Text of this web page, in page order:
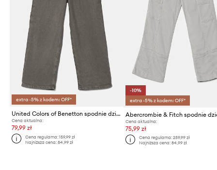
extra -5% z kodem: OFF*
United Colors of Benetton spodnie dziecięce
Cena aktualna:
79,99 zł
Cena regularna:159,99 zł
Najniższa cena:84,99 zł
-10%
extra -5% z kodem: OFF*
Cena aktualna:
75,99 zł
Cena regularna: 259,99 zł
Najniższa cena: 84,99 zł